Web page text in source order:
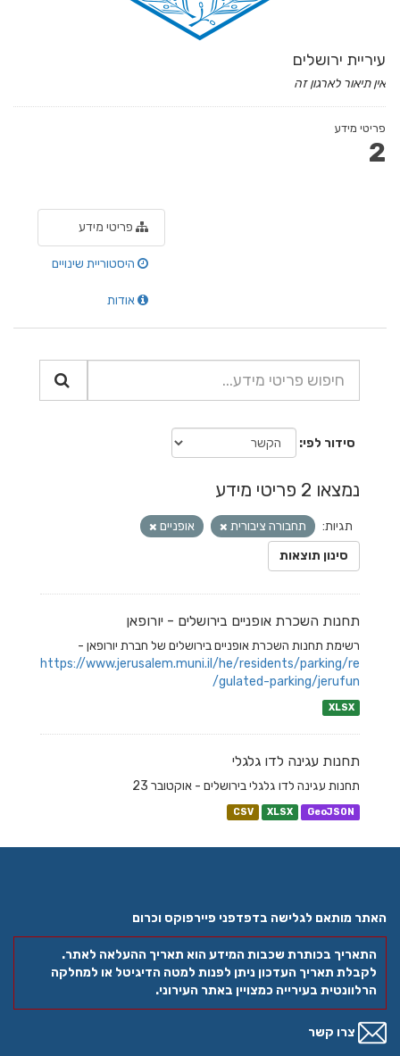
עיריית ירושלים
אין תיאור לארגון זה
פריטי מידע
2
פריטי מידע
היסטוריית שינויים
אודות
סידור לפי
נמצאו 2 פריטי מידע
תגיות: תחבורה ציבורית
אופניים
סינון תוצאות
תחנות השכרת אופניים בירושלים - יורופאן
רשימת תחנות השכרת אופניים בירושלים של חברת יורופאן -
https://www.jerusalem.muni.il/he/residents/parking/re
gulated-parking/jerufun/
XLSX
תחנות עגינה לדו גלגלי
תחנות עגינה לדו גלגלי בירושלים - אוקטובר 23
CSV XLSX GeoJSON
האתר מותאם לגלישה בדפדפני פיירפוקס וכרום
התאריך בכותרת שכבות המידע הוא תאריך ההעלאה לאתר.
לקבלת תאריך העדכון ניתן לפנות למטה הדיגיטל או למחלקה
הרלוונטית בעירייה כמצויין באתר העירוני.
צרו קשר